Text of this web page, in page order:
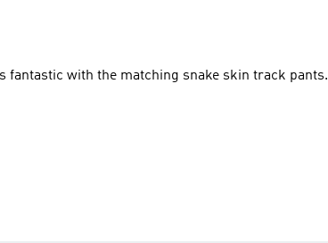
fantastic with the matching snake skin track pants.